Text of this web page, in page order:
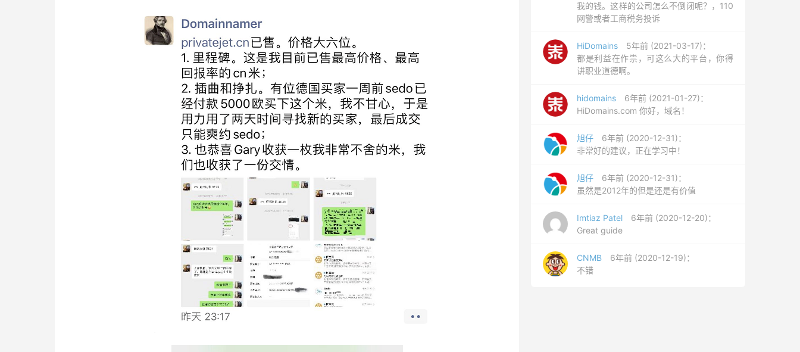
我的钱。这样的公司怎么不倒闭呢？，110
网警或者工商税务投诉
HiDomains
5年前 (2021-03-17)：
都是利益在作祟，可这么大的平台，你得
讲职业道德啊。
hidomains
6年前 (2021-01-27)：
HiDomains.com 你好，域名！
旭仔
6年前 (2020-12-31)：
非常好的建议，正在学习中！
旭仔
6年前 (2020-12-31)：
虽然是2012年的但是还是有价值
Imtiaz Patel
6年前 (2020-12-20)：
Great guide
CNMB
6年前 (2020-12-19)：
不错